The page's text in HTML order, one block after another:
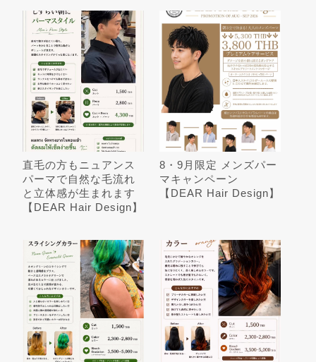
直毛の方もニュアンス
パーマで自然な毛流れ
と立体感が生まれます
【DEAR Hair Design】
8・9月限定 メンズパー
マキャンペーン
【DEAR Hair Design】